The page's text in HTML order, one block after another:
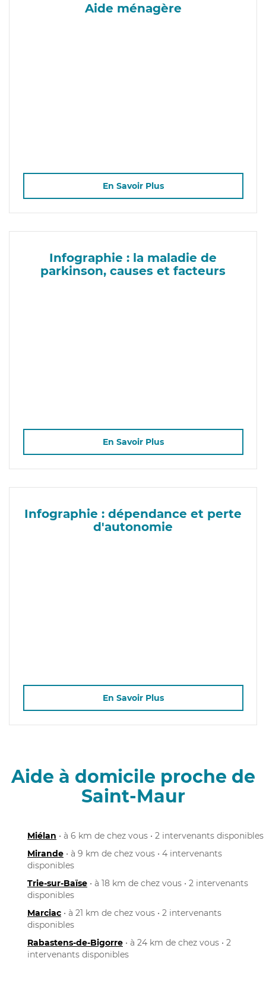
Aide ménagère
En Savoir Plus
Infographie : la maladie de
parkinson, causes et facteurs
En Savoir Plus
Infographie : dépendance et perte
d'autonomie
En Savoir Plus
Aide à domicile proche de
Saint-Maur
Miélan • à 6 km de chez vous • 2 intervenants disponibles
Mirande • à 9 km de chez vous • 4 intervenants
disponibles
Trie-sur-Baïse • à 18 km de chez vous • 2 intervenants
disponibles
Marciac • à 21 km de chez vous • 2 intervenants
disponibles
Rabastens-de-Bigorre • à 24 km de chez vous • 2
intervenants disponibles